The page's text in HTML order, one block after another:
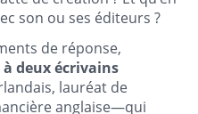
son ou ses éditeurs ?
de réponse,
deux écrivains
lauréat de
anglaise—qui